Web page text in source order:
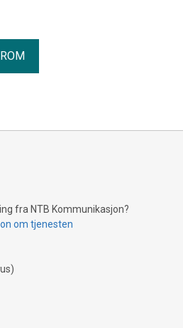
fra NTB Kommunikasjon?
om tjenesten